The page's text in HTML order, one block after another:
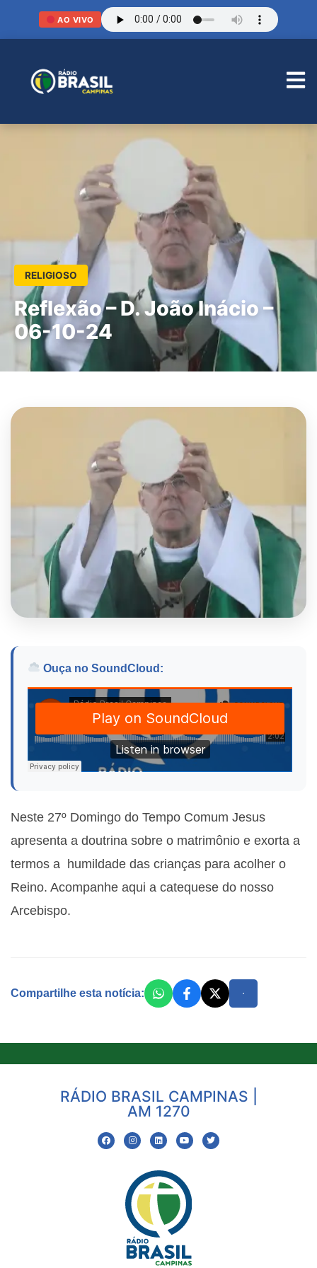
AO VIVO
RELIGIOSO
Reflexão – D. João Inácio –
06-10-24
Ouça no SoundCloud:
Neste 27º Domingo do Tempo Comum Jesus
apresenta a doutrina sobre o matrimônio e exorta a
termos a humildade das crianças para acolher o
Reino. Acompanhe aqui a catequese do nosso
Arcebispo.
Compartilhe esta notícia:
RÁDIO BRASIL CAMPINAS |
AM 1270